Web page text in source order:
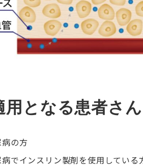
用となる患者さん
の方
でインスリン製剤を使用している